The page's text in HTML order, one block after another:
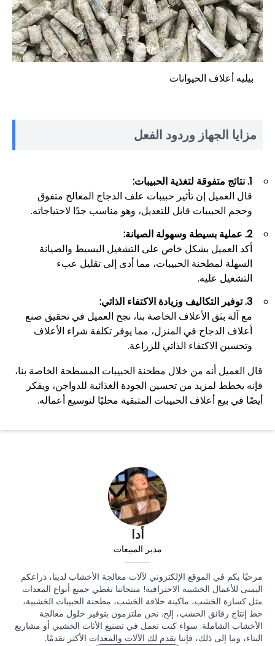
أدا
مدير المبيعات
مرحبًا بكم في الموقع الإلكتروني لآلات معالجة الأخشاب لدينا، ذراعكم
اليمنى للأعمال الخشبية الاحترافية! منتجاتنا تغطي جميع أنواع المعدات
مثل كسارة الخشب، ماكينة حلاقة الخشب، مطحنة الحبيبات الخشبية،
خط إنتاج رقائق الخشب، إلخ. نحن ملتزمون بتوفير حلول معالجة
الأخشاب الشاملة. سواء كنت تعمل في تصنيع الأثاث الخشبي أو مشاريع
البناء، وما إلى ذلك، فإننا نقدم لك الآلات والمعدات الأكثر تقدمًا.
بيليه أعلاف الحيوانات
مزايا الجهاز وردود الفعل
1. نتائج متفوقة لتغذية الحبيبات:
قال العميل إن تأثير حبيبات علف الدجاج المعالج متفوق
وحجم الحبيبات قابل للتعديل، وهو مناسب جدًا لاحتياجاته.
2. عملية بسيطة وسهولة الصيانة:
أكد العميل بشكل خاص على التشغيل البسيط والصيانة
السهلة لمطحنة الحبيبات، مما أدى إلى تقليل عبء
التشغيل عليه.
3. توفير التكاليف وزيادة الاكتفاء الذاتي:
مع آلة بثق الأعلاف الخاصة بنا، نجح العميل في تحقيق صنع
أعلاف الدجاج في المنزل، مما يوفر تكلفة شراء الأعلاف
وتحسين الاكتفاء الذاتي للزراعة.
قال العميل أنه من خلال مطحنة الحبيبات المسطحة الخاصة بنا،
فإنه يخطط لمزيد من تحسين الجودة الغذائية للدواجن، ويفكر
أيضًا في بيع أعلاف الحبيبات المتبقية محليًا لتوسيع أعماله.